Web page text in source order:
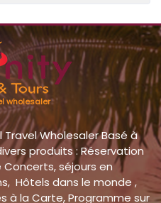
wholesaler
Travel Wholesaler Basé à
produits : Réservation
séjours en
Hôtels dans le monde ,
à la Carte, Programme sur